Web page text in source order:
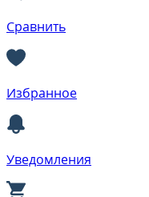
Сравнить
Избранное
Уведомления